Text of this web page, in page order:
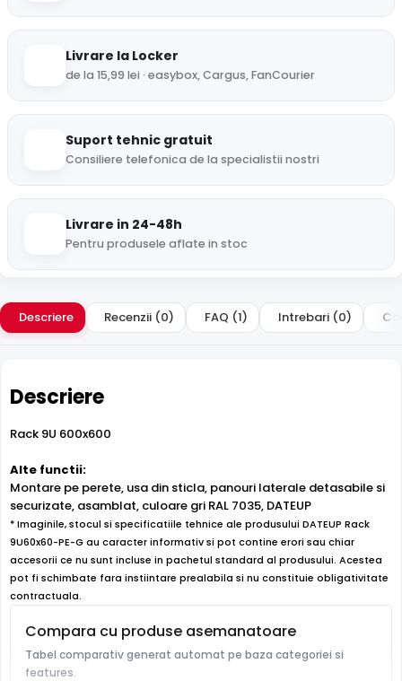
Livrare la Locker
de la 15,99 lei · easybox, Cargus, FanCourier
Suport tehnic gratuit
Consiliere telefonica de la specialistii nostri
Livrare in 24-48h
Pentru produsele aflate in stoc
Descriere Recenzii (0) FAQ (1) Intrebari (0)
Descriere
Rack 9U 600x600
Alte functii:
Montare pe perete, usa din sticla, panouri laterale detasabile si
securizate, asamblat, culoare gri RAL 7035, DATEUP
* Imaginile, stocul si specificatiile tehnice ale produsului DATEUP Rack
9U60x60-PE-G au caracter informativ si pot contine erori sau chiar
accesorii ce nu sunt incluse in pachetul standard al produsului. Acestea
pot fi schimbate fara instiintare prealabila si nu constituie obligativitate
contractuala.
Compara cu produse asemanatoare
Tabel comparativ generat automat pe baza categoriei si
features.